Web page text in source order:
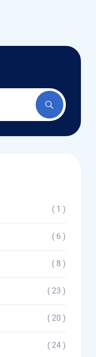
( 1 )
( 6 )
( 8 )
( 23 )
( 20 )
( 24 )